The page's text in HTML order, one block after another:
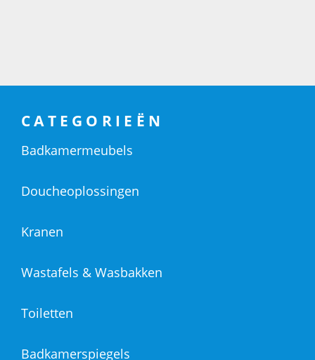
CATEGORIEËN
Badkamermeubels
Doucheoplossingen
Kranen
Wastafels & Wasbakken
Toiletten
Badkamerspiegels